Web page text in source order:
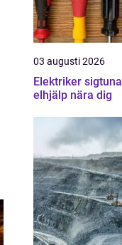
03 augusti 2026
Elektriker sigtuna trygg
elhjälp nära dig